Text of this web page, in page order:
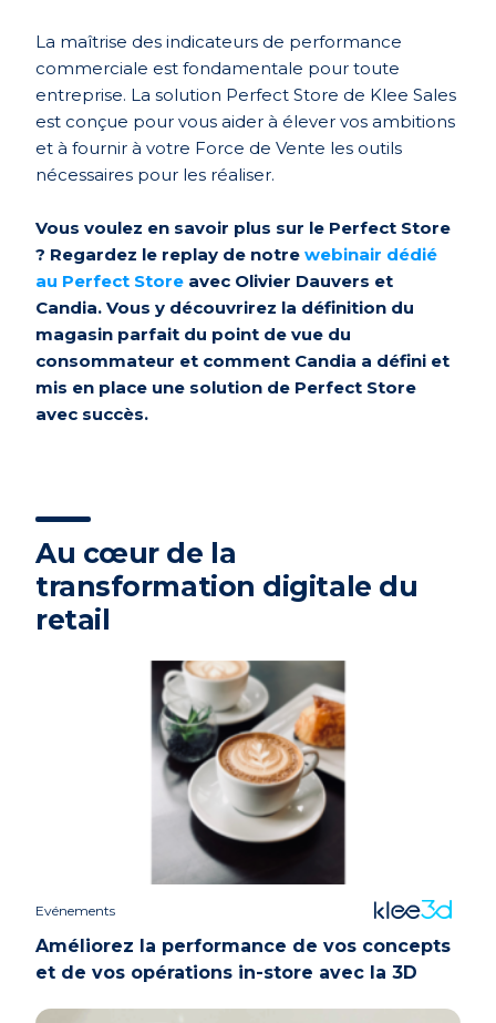
La maîtrise des indicateurs de performance
commerciale est fondamentale pour toute
entreprise. La solution Perfect Store de Klee Sales
est conçue pour vous aider à élever vos ambitions
et à fournir à votre Force de Vente les outils
nécessaires pour les réaliser.
Vous voulez en savoir plus sur le Perfect Store
? Regardez le replay de notre webinair dédié
au Perfect Store avec Olivier Dauvers et
Candia. Vous y découvrirez la définition du
magasin parfait du point de vue du
consommateur et comment Candia a défini et
mis en place une solution de Perfect Store
avec succès.
Au cœur de la
transformation digitale du
retail
Evénements
Améliorez la performance de vos concepts
et de vos opérations in-store avec la 3D